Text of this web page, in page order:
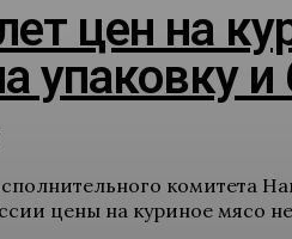
цен на
упаковку
комитета
цены на куриное мясо